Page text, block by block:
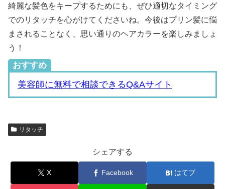
綺麗な髪色をキープするためにも、ぜひ適切なタイミング
でのリタッチを心がけてくださいね。今後はプリン髪に悩
まされることなく、思い通りのヘアカラーを楽しみましょ
う！
おすすめ
美容師に無料で相談できるQ&Aサイト
リタッチ
シェアする
X Facebook はてブ